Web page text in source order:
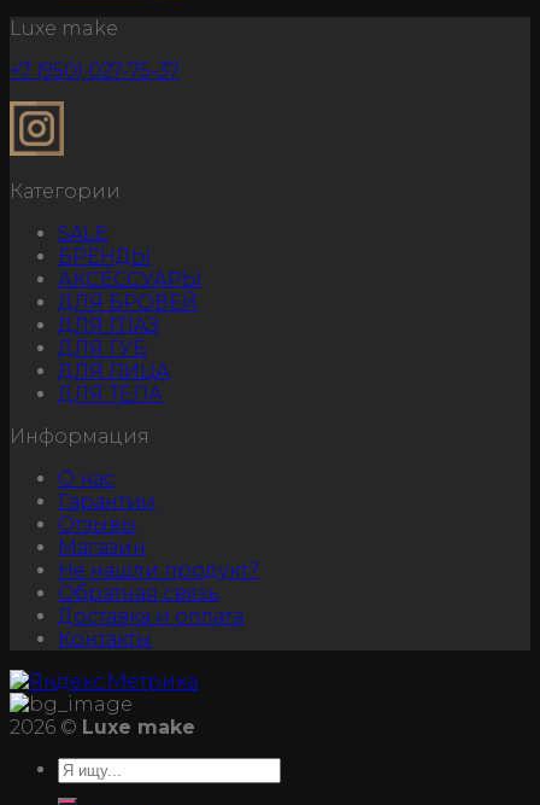
Luxe make
+7 (950) 027-75-37
Категории
SALE
БРЕНДЫ
АКСЕССУАРЫ
ДЛЯ БРОВЕЙ
ДЛЯ ГЛАЗ
ДЛЯ ГУБ
ДЛЯ ЛИЦА
ДЛЯ ТЕЛА
Информация
О нас
Гарантии
Отзывы
Магазин
Не нашли продукт?
Обратная связь
Доставка и оплата
Контакты
2026 © Luxe make